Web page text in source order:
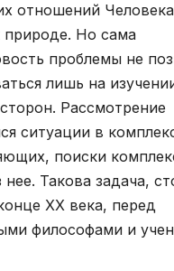
отношений
природе. Но сама
проблемы не
лишь на
Рассмотрение
ситуации в
поиски
Такова задача,
XX века, перед
философами и